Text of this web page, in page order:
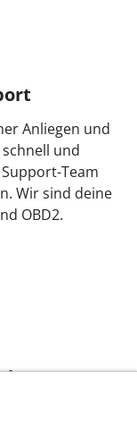
Anliegen und
und
Team
Wir sind deine
OBD2.
stecken